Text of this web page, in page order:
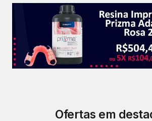
Ofertas em